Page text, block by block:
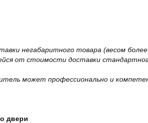
негабаритного товара (весом
от стоимости доставки
может профессионально и
двери